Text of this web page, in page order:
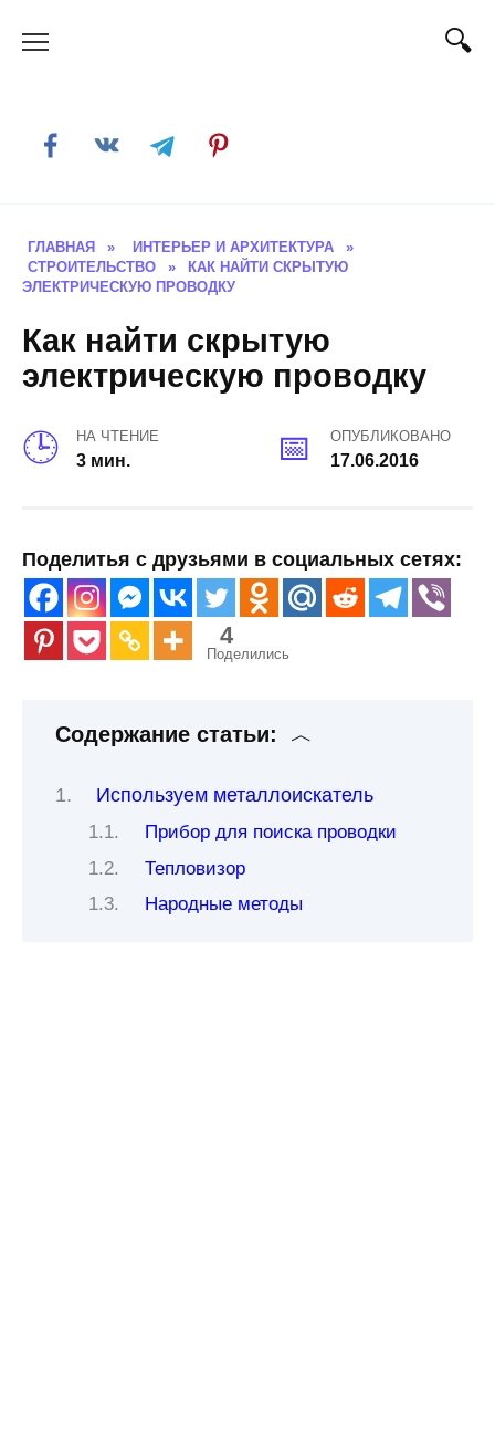
ГЛАВНАЯ » ИНТЕРЬЕР И АРХИТЕКТУРА
»
СТРОИТЕЛЬСТВО
»
КАК НАЙТИ СКРЫТУЮ
ЭЛЕКТРИЧЕСКУЮ ПРОВОДКУ
Как найти скрытую
электрическую проводку
НА ЧТЕНИЕ
3 мин.
ОПУБЛИКОВАНО
17.06.2016
Поделитья с друзьями в социальных сетях:
4
Поделились
Содержание статьи:
Используем металлоискатель
Прибор для поиска проводки
Тепловизор
Народные методы